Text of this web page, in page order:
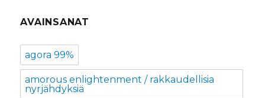
AVAINSANAT
agora 99%
amorous enlightenment / rakkaudellisia
nyrjähdyksiä